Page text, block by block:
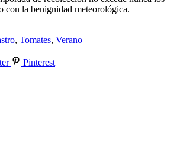
con la benignidad meteorológica.
, Tomates, Verano
Pinterest